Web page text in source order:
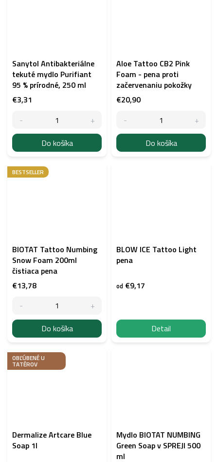
Sanytol Antibakteriálne
tekuté mydlo Purifiant
95 % prírodné, 250 ml
€3,31
Do košíka
Aloe Tattoo CB2 Pink
Foam - pena proti
začervenaniu pokožky
€20,90
Do košíka
BESTSELLER
BIOTAT Tattoo Numbing
Snow Foam 200ml
čistiaca pena
€13,78
Do košíka
BLOW ICE Tattoo Light
pena
od €9,17
Detail
OBĽÚBENÉ U
TATÉROV
Dermalize Artcare Blue
Soap 1l
Mydlo BIOTAT NUMBING
Green Soap v SPREJI 500
ml